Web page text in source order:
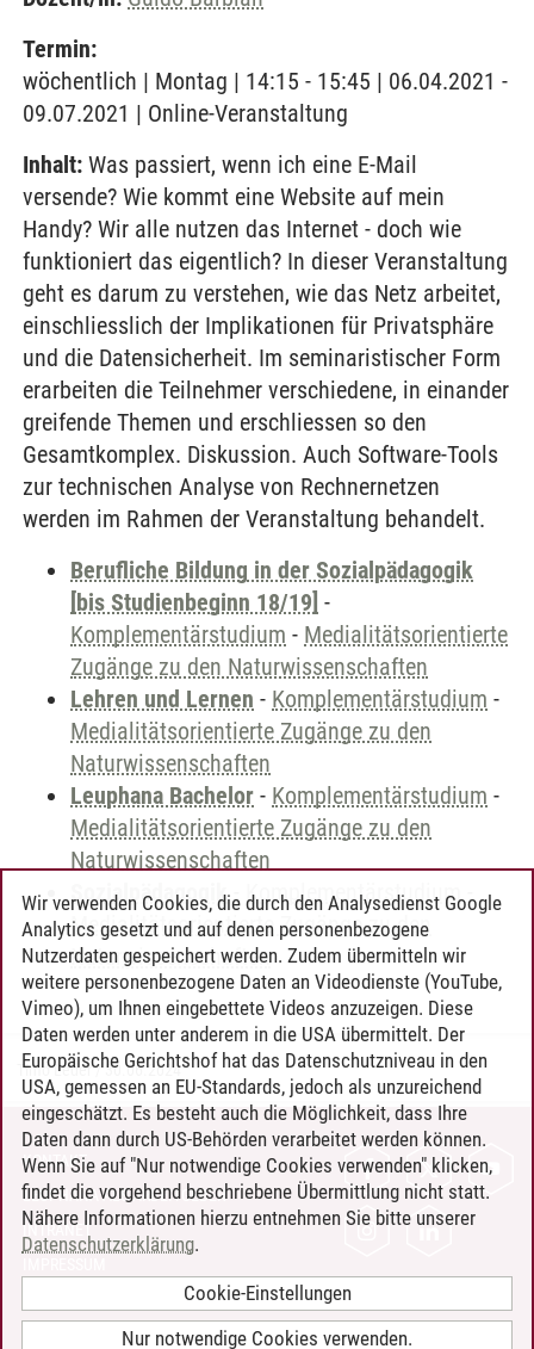
Termin:
wöchentlich | Montag | 14:15 - 15:45 | 06.04.2021 -
09.07.2021 | Online-Veranstaltung
Inhalt: Was passiert, wenn ich eine E-Mail
versende? Wie kommt eine Website auf mein
Handy? Wir alle nutzen das Internet - doch wie
funktioniert das eigentlich? In dieser Veranstaltung
geht es darum zu verstehen, wie das Netz arbeitet,
einschliesslich der Implikationen für Privatsphäre
und die Datensicherheit. Im seminaristischer Form
erarbeiten die Teilnehmer verschiedene, in einander
greifende Themen und erschliessen so den
Gesamtkomplex. Diskussion. Auch Software-Tools
zur technischen Analyse von Rechnernetzen
werden im Rahmen der Veranstaltung behandelt.
Berufliche Bildung in der Sozialpädagogik
[bis Studienbeginn 18/19] -
Komplementärstudium - Medialitätsorientierte
Zugänge zu den Naturwissenschaften
Lehren und Lernen - Komplementärstudium -
Medialitätsorientierte Zugänge zu den
Naturwissenschaften
Leuphana Bachelor - Komplementärstudium -
Medialitätsorientierte Zugänge zu den
Naturwissenschaften
Sozialpädagogik- Komplementärstudium-
Medialitätsorientierte Zugänge zu den
Naturwissenschaften
Timo Leder/30.06.2024
KONTAKT
LEUPHANA ALS ARBEITGEBER
INTRANET
BARRIEREFREIHEIT
Wir verwenden Cookies, die durch den Analysedienst Google
Analytics gesetzt und auf denen personenbezogene
Nutzerdaten gespeichert werden. Zudem übermitteln wir
weitere personenbezogene Daten an Videodienste (YouTube,
Vimeo), um Ihnen eingebettete Videos anzuzeigen. Diese
Daten werden unter anderem in die USA übermittelt. Der
Europäische Gerichtshof hat das Datenschutzniveau in den
USA, gemessen an EU-Standards, jedoch als unzureichend
eingeschätzt. Es besteht auch die Möglichkeit, dass Ihre
Daten dann durch US-Behörden verarbeitet werden können.
Wenn Sie auf "Nur notwendige Cookies verwenden" klicken,
findet die vorgehend beschriebene Übermittlung nicht statt.
Nähere Informationen hierzu entnehmen Sie bitte unserer
Datenschutzerklärung.
Cookie-Einstellungen
Nur notwendige Cookies verwenden.